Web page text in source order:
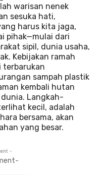
warisan nenek
sesuka hati,
harus kita jaga,
pihak—mulai dari
sipil, dunia usaha,
Kebijakan ramah
terbarukan
sampah plastik
kembali hutan
Langkah-
kecil, adalah
bersama, akan
yang besar.
-